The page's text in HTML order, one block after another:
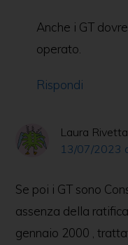
Anche i GT
operato.
Rispondi
Laura Rivetta
13/07/2023
Se poi i GT sono
assenza della
gennaio 2000 ,